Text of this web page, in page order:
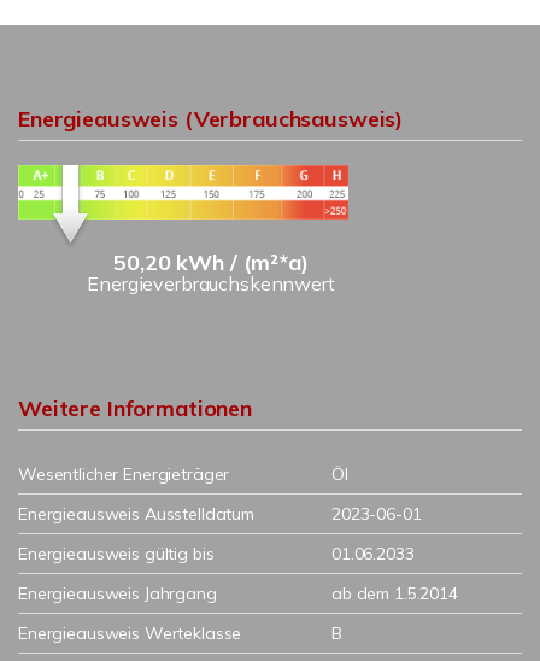
Energieausweis (Verbrauchsausweis)
50,20 kWh / (m²*a)
Energieverbrauchskennwert
Weitere Informationen
Wesentlicher Energieträger
Öl
Energieausweis Ausstelldatum
2023-06-01
Energieausweis gültig bis
01.06.2033
Energieausweis Jahrgang
ab dem 1.5.2014
Energieausweis Werteklasse
B